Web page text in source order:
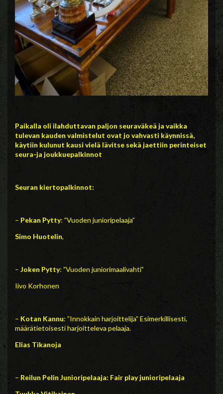
Paikalla oli ilahduttavan paljon seuraväkeä ja vaikka
tulevan kauden valmistelut ovat jo vahvasti käynnissä,
käytiin kulunut kausi vielä lävitse sekä jaettiin perinteiset
seura-ja joukkuepalkinnot
Seuran kiertopalkinnot:
– Pekan Pytty: ”Vuoden junioripelaaja”
Simo Huotelin,
– Joken Pytty: ”Vuoden juniorimaalivahti”
Iivo Korhonen
– Kotan Kannu: ”Innokkain harjoittelija” Esimerkillisesti,
määrätietoisesti harjoitteleva pelaaja.
Elias Tikanoja
– Reilun Pelin Junioripelaaja: Fair play junioripelaaja